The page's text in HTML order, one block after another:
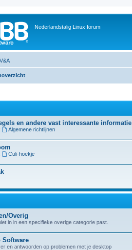
Nederlandstalig Linux forum
V&A
en andere vast interessante informatie
Algemene richtlijnen
Culi-hoekje
Overig
in in een specifieke overige categorie past.
Software
en antwoorden op problemen met je desktop